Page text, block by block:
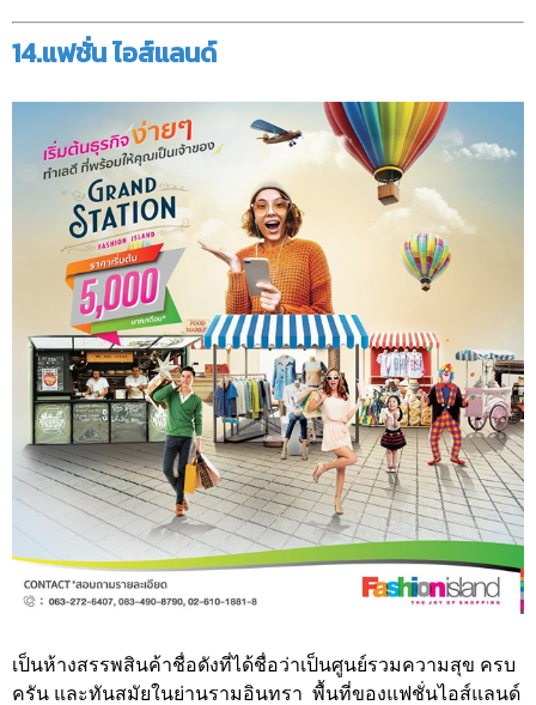
14.แฟชั่น ไอส์แลนด์
เป็นห้างสรรพสินค้าชื่อดังที่ได้ชื่อว่าเป็นศูนย์รวมความสุข ครบ
ครัน และทันสมัยในย่านรามอินทรา พื้นที่ของแฟชั่นไอส์แลนด์